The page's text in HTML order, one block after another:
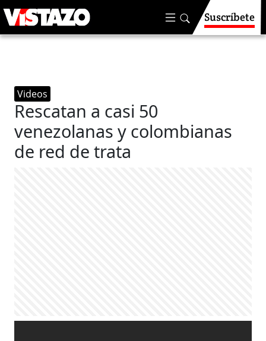
Suscríbete
Videos
Rescatan a casi 50
venezolanas y colombianas
de red de trata